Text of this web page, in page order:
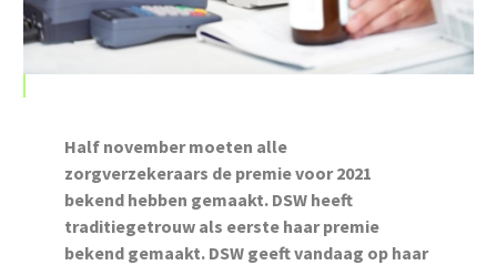
Half november moeten alle
zorgverzekeraars de premie voor 2021
bekend hebben gemaakt. DSW heeft
traditiegetrouw als eerste haar premie
bekend gemaakt. DSW geeft vandaag op haar